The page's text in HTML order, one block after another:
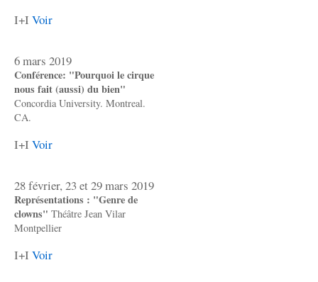
I+I Voir
6 mars 2019
Conférence: "Pourquoi le cirque
nous fait (aussi) du bien"
Concordia University. Montreal.
CA.
I+I Voir
28 février, 23 et 29 mars 2019
Représentations : "Genre de
clowns" Théâtre Jean Vilar
Montpellier
I+I Voir